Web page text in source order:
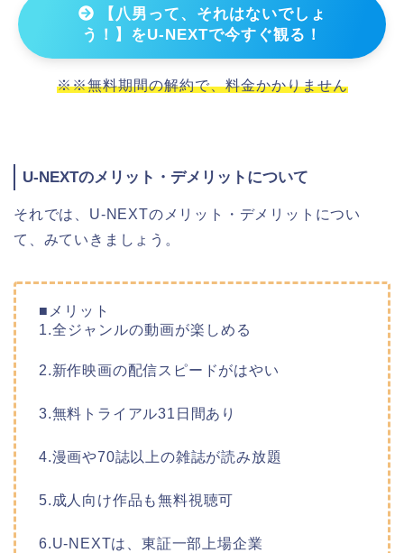
【八男って、それはないでしょ
う！】をU-NEXTで今すぐ観る！
※※無料期間の解約で、料金かかりません
U-NEXTのメリット・デメリットについて
それでは、U-NEXTのメリット・デメリットについ
て、みていきましょう。
■メリット
1.全ジャンルの動画が楽しめる
2.新作映画の配信スピードがはやい
3.無料トライアル31日間あり
4.漫画や70誌以上の雑誌が読み放題
5.成人向け作品も無料視聴可
6.U-NEXTは、東証一部上場企業